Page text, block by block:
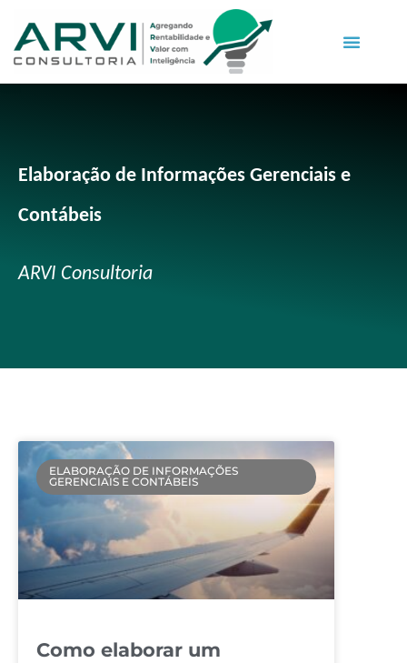
Elaboração de Informações Gerenciais e
Contábeis
ARVI Consultoria
ELABORAÇÃO DE INFORMAÇÕES
GERENCIAIS E CONTÁBEIS
Como elaborar um